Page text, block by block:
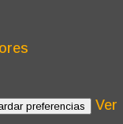
preferencias
Ver